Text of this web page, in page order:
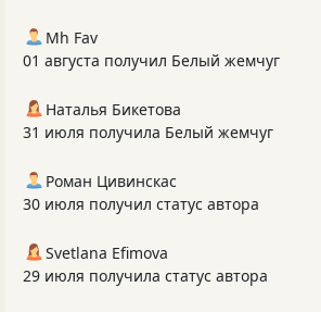
Mh Fav
01 августа получил Белый жемчуг
Наталья Бикетова
31 июля получила Белый жемчуг
Роман Цивинскас
30 июля получил статус автора
Svetlana Efimova
29 июля получила статус автора